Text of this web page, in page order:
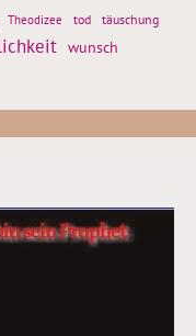
Theodizee tod täuschung
wunsch